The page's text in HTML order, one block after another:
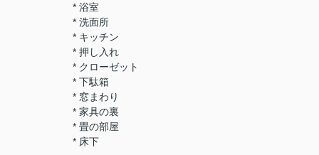
* 浴室
* 洗面所
* キッチン
* 押し入れ
* クローゼット
* 下駄箱
* 窓まわり
* 家具の裏
* 畳の部屋
* 床下